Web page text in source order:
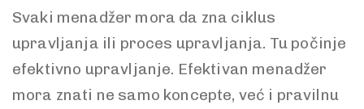
Svaki menadžer mora da zna ciklus
upravljanja ili proces upravljanja. Tu počinje
efektivno upravljanje. Efektivan menadžer
mora znati ne samo koncepte, već i pravilnu